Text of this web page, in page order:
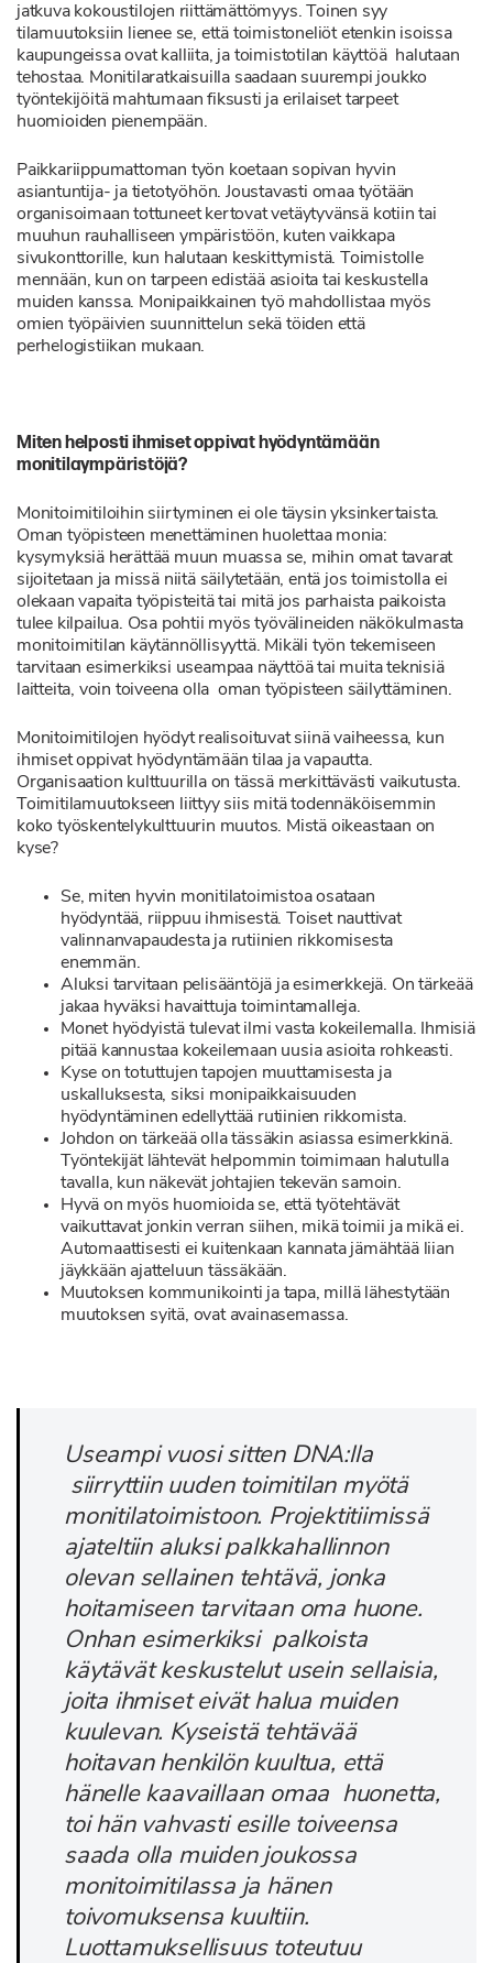
jatkuva kokoustilojen riittämättömyys. Toinen syy
tilamuutoksiin lienee se, että toimistoneliöt etenkin isoissa
kaupungeissa ovat kalliita, ja toimistotilan käyttöä halutaan
tehostaa. Monitilaratkaisuilla saadaan suurempi joukko
työntekijöitä mahtumaan fiksusti ja erilaiset tarpeet
huomioiden pienempään.
Paikkariippumattoman työn koetaan sopivan hyvin
asiantuntija- ja tietotyöhön. Joustavasti omaa työtään
organisoimaan tottuneet kertovat vetäytyvänsä kotiin tai
muuhun rauhalliseen ympäristöön, kuten vaikkapa
sivukonttorille, kun halutaan keskittymistä. Toimistolle
mennään, kun on tarpeen edistää asioita tai keskustella
muiden kanssa. Monipaikkainen työ mahdollistaa myös
omien työpäivien suunnittelun sekä töiden että
perhelogistiikan mukaan.
Miten helposti ihmiset oppivat hyödyntämään
monitilaympäristöjä?
Monitoimitiloihin siirtyminen ei ole täysin yksinkertaista.
Oman työpisteen menettäminen huolettaa monia:
kysymyksiä herättää muun muassa se, mihin omat tavarat
sijoitetaan ja missä niitä säilytetään, entä jos toimistolla ei
olekaan vapaita työpisteitä tai mitä jos parhaista paikoista
tulee kilpailua. Osa pohtii myös työvälineiden näkökulmasta
monitoimitilan käytännöllisyyttä. Mikäli työn tekemiseen
tarvitaan esimerkiksi useampaa näyttöä tai muita teknisiä
laitteita, voin toiveena olla oman työpisteen säilyttäminen.
Monitoimitilojen hyödyt realisoituvat siinä vaiheessa, kun
ihmiset oppivat hyödyntämään tilaa ja vapautta.
Organisaation kulttuurilla on tässä merkittävästi vaikutusta.
Toimitilamuutokseen liittyy siis mitä todennäköisemmin
koko työskentelykulttuurin muutos. Mistä oikeastaan on
kyse?
Se, miten hyvin monitilatoimistoa osataan
hyödyntää, riippuu ihmisestä. Toiset nauttivat
valinnanvapaudesta ja rutiinien rikkomisesta
enemmän.
Aluksi tarvitaan pelisääntöjä ja esimerkkejä. On tärkeää
jakaa hyväksi havaittuja toimintamalleja.
Monet hyödyistä tulevat ilmi vasta kokeilemalla. Ihmisiä
pitää kannustaa kokeilemaan uusia asioita rohkeasti.
Kyse on totuttujen tapojen muuttamisesta ja
uskalluksesta, siksi monipaikkaisuuden
hyödyntäminen edellyttää rutiinien rikkomista.
Johdon on tärkeää olla tässäkin asiassa esimerkkinä.
Työntekijät lähtevät helpommin toimimaan halutulla
tavalla, kun näkevät johtajien tekevän samoin.
Hyvä on myös huomioida se, että työtehtävät
vaikuttavat jonkin verran siihen, mikä toimii ja mikä ei.
Automaattisesti ei kuitenkaan kannata jämähtää liian
jäykkään ajatteluun tässäkään.
Muutoksen kommunikointi ja tapa, millä lähestytään
muutoksen syitä, ovat avainasemassa.
Useampi vuosi sitten DNA:lla
siirryttiin uuden toimitilan myötä
monitilatoimistoon. Projektitiimissä
ajateltiin aluksi palkkahallinnon
olevan sellainen tehtävä, jonka
hoitamiseen tarvitaan oma huone.
Onhan esimerkiksi palkoista
käytävät keskustelut usein sellaisia,
joita ihmiset eivät halua muiden
kuulevan. Kyseistä tehtävää
hoitavan henkilön kuultua, että
hänelle kaavaillaan omaa huonetta,
toi hän vahvasti esille toiveensa
saada olla muiden joukossa
monitoimitilassa ja hänen
toivomuksensa kuultiin.
Luottamuksellisuus toteutuu